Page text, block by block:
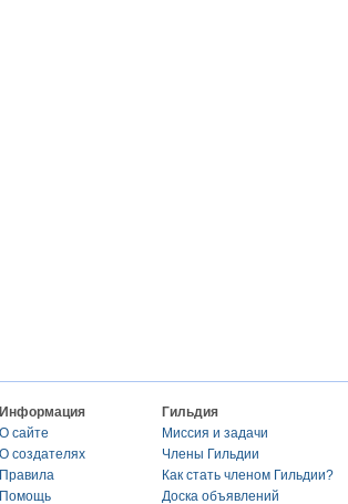
Информация
О сайте
О создателях
Правила
Помощь
Гильдия
Миссия и задачи
Члены Гильдии
Как стать членом Гильдии?
Доска объявлений